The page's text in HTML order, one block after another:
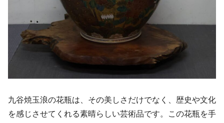
九谷焼玉浪の花瓶は、その美しさだけでなく、歴史や文化
を感じさせてくれる素晴らしい芸術品です。この花瓶を手